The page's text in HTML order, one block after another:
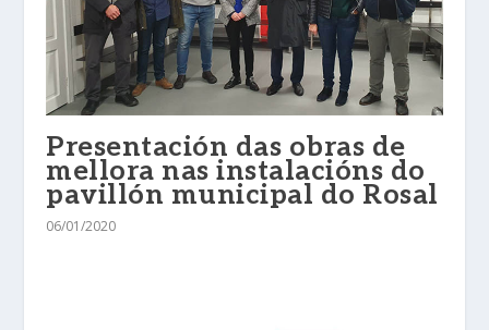
Presentación das obras de
mellora nas instalacións do
pavillón municipal do Rosal
06/01/2020